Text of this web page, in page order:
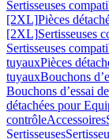
Sertisseuses
[2XL]Pièces
[2XL]Sertisseuses
Sertisseuses
tuyauxPièces
tuyauxBouchons
Bouchons d’essai
détachées pour
contrôleAccessoires
Sertisseuses